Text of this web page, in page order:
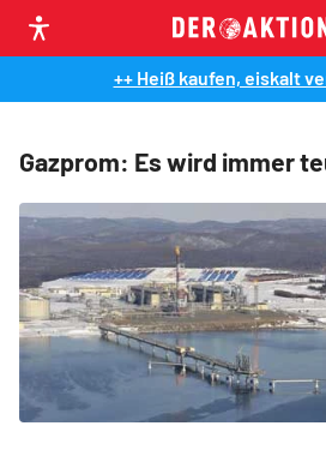
++ Heiß kaufen, eiskalt
Gazprom: Es wird immer